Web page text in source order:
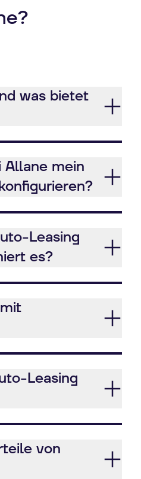
was bietet
Allane mein
Leasing
es?
Leasing
von